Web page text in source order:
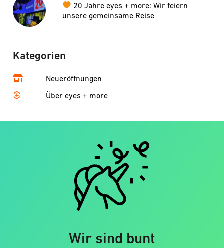
20 Jahre eyes + more: Wir feiern
unsere gemeinsame Reise
Kategorien
Neueröffnungen
Über eyes + more
Wir sind bunt